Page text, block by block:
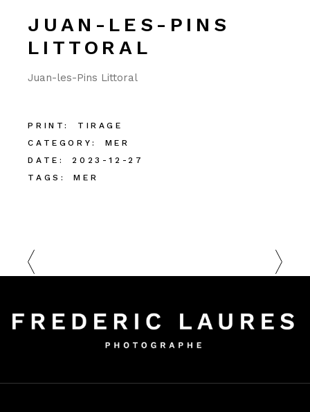
JUAN-LES-PINS
LITTORAL
Juan-les-Pins Littoral
PRINT:
TIRAGE
CATEGORY:
MER
DATE:
2023-12-27
TAGS:
MER